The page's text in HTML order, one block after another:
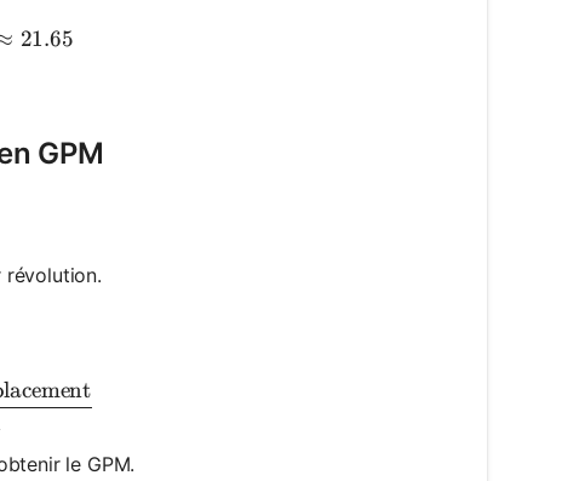
\frac{1000 \times 5}{231} \approx 21.65
21.65
GPM
révolution.
\frac{\text{RPM} \times \text{Displacement}}{231}
le GPM.